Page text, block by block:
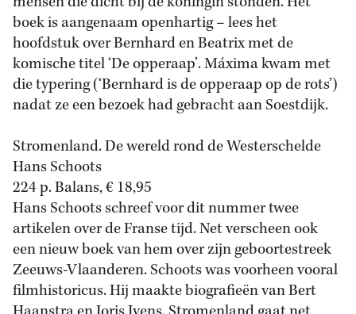
boek is aangenaam openhartig – lees het
hoofdstuk over Bernhard en Beatrix met de
komische titel ‘De opperaap’. Máxima kwam met
die typering (‘Bernhard is de opperaap op de rots’)
nadat ze een bezoek had gebracht aan Soestdijk.
Stromenland. De wereld rond de Westerschelde
Hans Schoots
224 p. Balans, € 18,95
Hans Schoots schreef voor dit nummer twee
artikelen over de Franse tijd. Net verscheen ook
een nieuw boek van hem over zijn geboortestreek
Zeeuws-Vlaanderen. Schoots was voorheen vooral
filmhistoricus. Hij maakte biografieën van Bert